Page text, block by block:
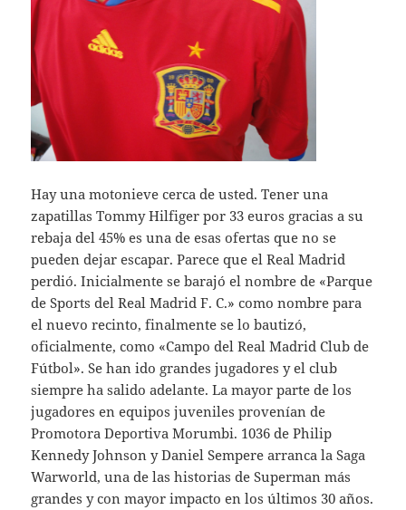
Hay una motonieve cerca de usted. Tener una
zapatillas Tommy Hilfiger por 33 euros gracias a su
rebaja del 45% es una de esas ofertas que no se
pueden dejar escapar. Parece que el Real Madrid
perdió. Inicialmente se barajó el nombre de «Parque
de Sports del Real Madrid F. C.» como nombre para
el nuevo recinto, finalmente se lo bautizó,
oficialmente, como «Campo del Real Madrid Club de
Fútbol». Se han ido grandes jugadores y el club
siempre ha salido adelante. La mayor parte de los
jugadores en equipos juveniles provenían de
Promotora Deportiva Morumbi. 1036 de Philip
Kennedy Johnson y Daniel Sempere arranca la Saga
Warworld, una de las historias de Superman más
grandes y con mayor impacto en los últimos 30 años.